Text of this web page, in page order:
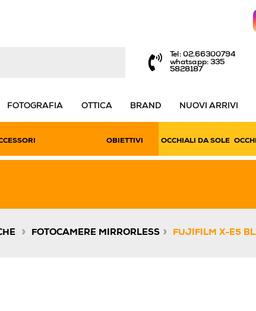
Tel: 02.66300794
whatsapp: 335
5828187
FOTOGRAFIA OTTICA BRAND NUOVI ARRIVI
OBIETTIVI OCCHIALI DA SOLE
» FOTOCAMERE MIRRORLESS » FUJIFILM X-E5